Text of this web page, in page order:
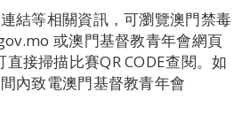
結等相關資訊，可瀏覽澳門禁毒
或澳門基督教青年會網頁
接掃描比賽QR CODE查閱。如
內致電澳門基督教青年會